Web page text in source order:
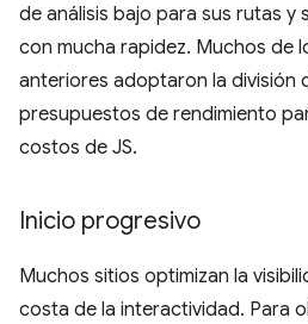
de análisis bajo para sus rutas y
con mucha rapidez. Muchos de
anteriores adoptaron la división
presupuestos de rendimiento
costos de JS.
Inicio progresivo
Muchos sitios optimizan la
costa de la interactividad. Para